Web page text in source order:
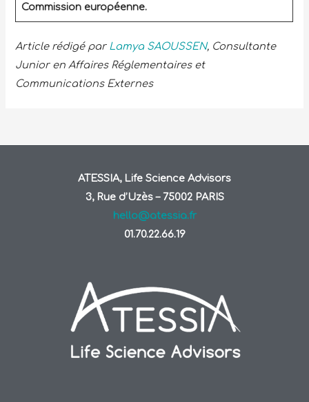
Commission européenne.
Article rédigé par Lamya SAOUSSEN, Consultante
Junior en Affaires Réglementaires et
Communications Externes
ATESSIA, Life Science Advisors
3, Rue d’Uzès – 75002 PARIS
hello@atessia.fr
01.70.22.66.19